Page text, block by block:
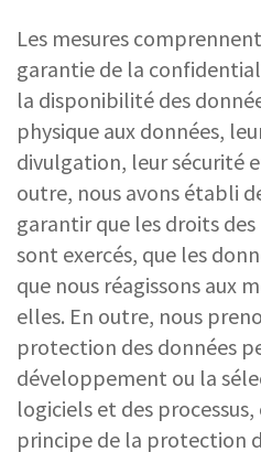
Les mesures
garantie de la
la disponibilité des
physique aux données,
divulgation, leur sécurité
outre, nous avons établi
garantir que les droits
sont exercés, que les
que nous réagissons aux
elles. En outre, nous
protection des données
développement ou la
logiciels et des
principe de la protection